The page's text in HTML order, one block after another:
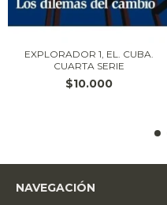
EXPLORADOR 1, EL. CUBA.
CUARTA SERIE
$10.000
NAVEGACIÓN